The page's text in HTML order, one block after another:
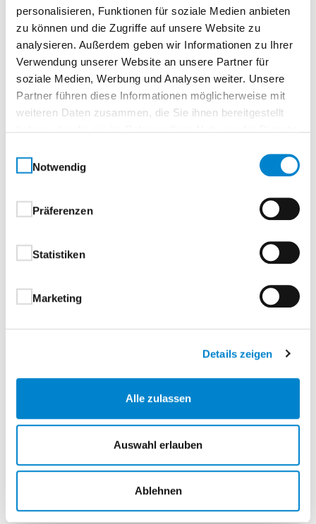
personalisieren, Funktionen für soziale Medien anbieten
zu können und die Zugriffe auf unsere Website zu
analysieren. Außerdem geben wir Informationen zu Ihrer
Verwendung unserer Website an unsere Partner für
soziale Medien, Werbung und Analysen weiter. Unsere
Partner führen diese Informationen möglicherweise mit
weiteren Daten zusammen, die Sie ihnen bereitgestellt
Notwendig
Präferenzen
Statistiken
Marketing
Details zeigen
Alle zulassen
Auswahl erlauben
Ablehnen
Datum
16.10.2026
Zeit
07:00–14:00 Uhr
Freie Plätze
Gewerbering 9, 82140 Olching, Deutschland
€ 150,00
steinau übernimmt
€ 50,00
Qualifikationsmöglichkeit zum:
Fachverkäufer